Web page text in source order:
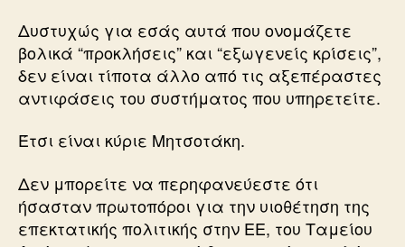
Δυστυχώς για εσάς αυτά που ονομάζετε
βολικά “προκλήσεις” και “εξωγενείς κρίσεις”,
δεν είναι τίποτα άλλο από τις αξεπέραστες
αντιφάσεις του συστήματος που υπηρετείτε.
Έτσι είναι κύριε Μητσοτάκη.
Δεν μπορείτε να περηφανεύεστε ότι
ήσασταν πρωτοπόροι για την υιοθέτηση της
επεκτατικής πολιτικής στην ΕΕ, του Ταμείου